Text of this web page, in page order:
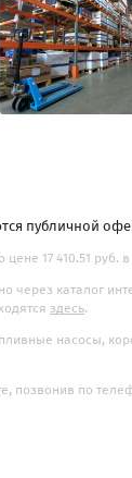
публичной
цене 17 410.51 руб.
через каталог
здесь.
насосы,
по